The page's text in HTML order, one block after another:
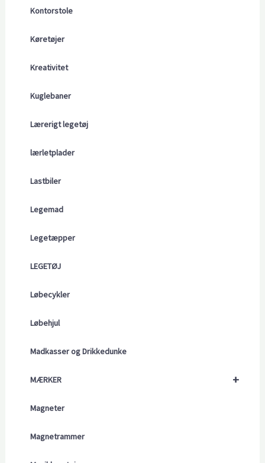
Kontorstole
Køretøjer
Kreativitet
Kuglebaner
Lærerigt legetøj
lærletplader
Lastbiler
Legemad
Legetæpper
LEGETØJ
Løbecykler
Løbehjul
Madkasser og Drikkedunke
+
MÆRKER
Magneter
Magnetrammer